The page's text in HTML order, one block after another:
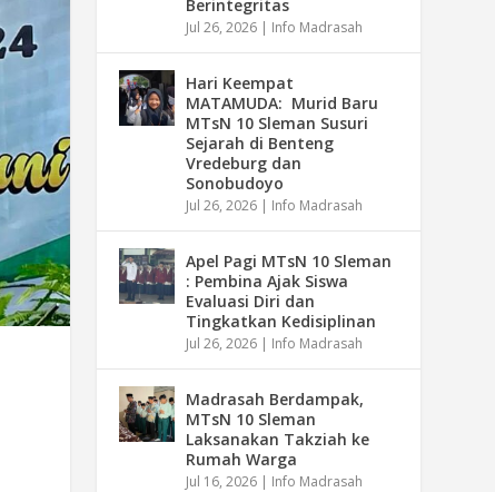
Berintegritas
Jul 26, 2026 | Info Madrasah
Hari Keempat
MATAMUDA: Murid Baru
MTsN 10 Sleman Susuri
Sejarah di Benteng
Vredeburg dan
Sonobudoyo
Jul 26, 2026 | Info Madrasah
Apel Pagi MTsN 10 Sleman
: Pembina Ajak Siswa
Evaluasi Diri dan
Tingkatkan Kedisiplinan
Jul 26, 2026 | Info Madrasah
Madrasah Berdampak,
MTsN 10 Sleman
Laksanakan Takziah ke
Rumah Warga
Jul 16, 2026 | Info Madrasah